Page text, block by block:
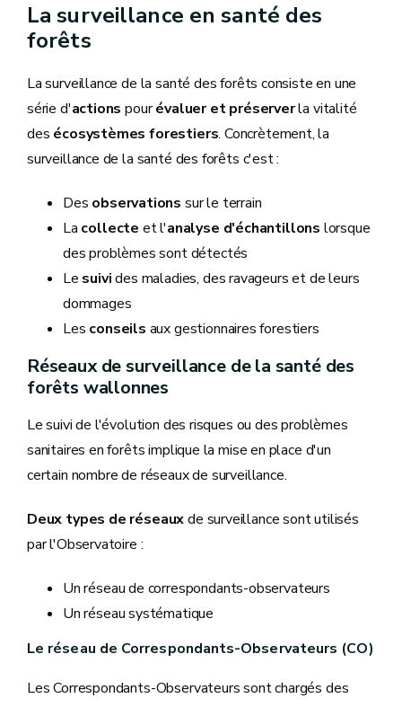
La surveillance en santé des
forêts
La surveillance de la santé des forêts consiste en une
série d'actionspourévaluer et préserverla vitalité
des écosystèmes forestiers. Concrètement, la
surveillance de la santé des forêts c'est :
Des observations sur le terrain
La collecte et l'analyse d'échantillons lorsque
des problèmes sont détectés
Le suivides maladies, des ravageurs et de leurs
dommages
Les conseils aux gestionnaires forestiers
Réseaux de surveillance de la santé des
forêts wallonnes
Le suivi de l'évolution des risques ou des problèmes
sanitaires en forêts implique la mise en place d'un
certain nombre de réseaux de surveillance.
Deux types de réseauxde surveillance sont utilisés
par l'Observatoire :
Un réseau de correspondants-observateurs
Un réseau systématique
Le réseau de Correspondants-Observateurs (CO)
Les Correspondants-Observateurs sont chargés des